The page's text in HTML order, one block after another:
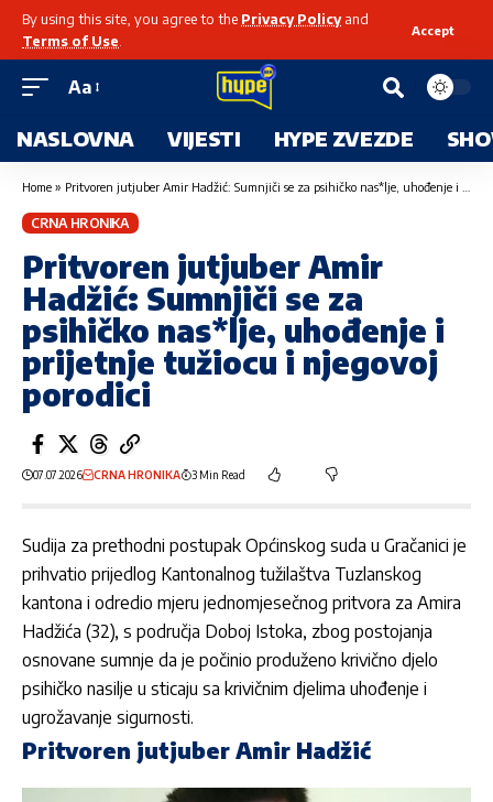
By using this site, you agree to the Privacy Policyand
Terms of Use
Accept
Aa
NASLOVNA VIJESTI HYPE ZVEZDE
Home » Pritvoren jutjuber Amir Hadžić: Sumnjiči se za psihičko nas*lje, uhođenje i prijetnje tužiocu i njegovoj porodici
CRNA HRONIKA
Pritvoren jutjuber Amir
Hadžić: Sumnjiči se za
psihičko nas*lje, uhođenje i
prijetnje tužiocu i njegovoj
porodici
07.07.2026 CRNA HRONIKA 3 Min Read
Sudija za prethodni postupak Općinskog suda u Gračanici je
prihvatio prijedlog Kantonalnog tužilaštva Tuzlanskog
kantona i odredio mjeru jednomjesečnog pritvora za Amira
Hadžića (32), s područja Doboj Istoka, zbog postojanja
osnovane sumnje da je počinio produženo krivično djelo
psihičko nasilje u sticaju sa krivičnim djelima uhođenje i
ugrožavanje sigurnosti.
Pritvoren jutjuber Amir Hadžić